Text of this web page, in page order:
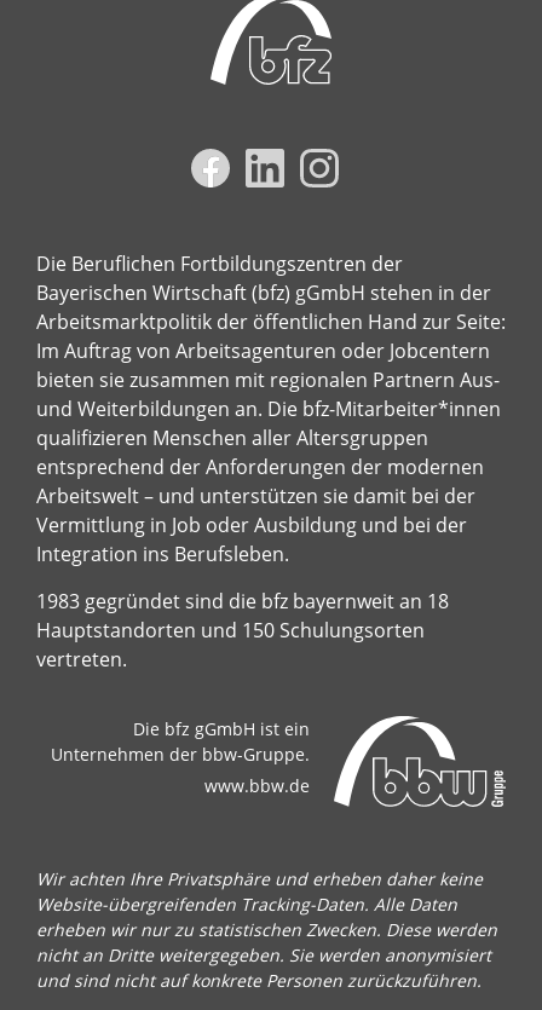
Die Beruflichen Fortbildungszentren der
Bayerischen Wirtschaft (bfz) gGmbH stehen in der
Arbeitsmarktpolitik der öffentlichen Hand zur Seite:
Im Auftrag von Arbeitsagenturen oder Jobcentern
bieten sie zusammen mit regionalen Partnern Aus-
und Weiterbildungen an. Die bfz-Mitarbeiter*innen
qualifizieren Menschen aller Altersgruppen
entsprechend der Anforderungen der modernen
Arbeitswelt – und unterstützen sie damit bei der
Vermittlung in Job oder Ausbildung und bei der
Integration ins Berufsleben.
1983 gegründet sind die bfz bayernweit an 18
Hauptstandorten und 150 Schulungsorten
vertreten.
Die bfz gGmbH ist ein
Unternehmen der bbw-Gruppe.
www.bbw.de
Wir achten Ihre Privatsphäre und erheben daher keine
Website-übergreifenden Tracking-Daten. Alle Daten
erheben wir nur zu statistischen Zwecken. Diese werden
nicht an Dritte weitergegeben. Sie werden anonymisiert
und sind nicht auf konkrete Personen zurückzuführen.